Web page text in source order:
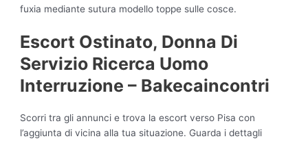
fuxia mediante sutura modello toppe sulle cosce.
Escort Ostinato, Donna Di
Servizio Ricerca Uomo
Interruzione – Bakecaincontri
Scorri tra gli annunci e trova la escort verso Pisa con
l’aggiunta di vicina alla tua situazione. Guarda i dettagli